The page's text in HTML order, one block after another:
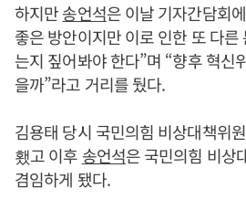
하지만송언석은 이날 기자간담회
좋은 방안이지만 이로 인한 또 다른
는지 짚어봐야 한다”며 “향후 혁신
을까”라고 거리를 뒀다.
김용태 당시 국민의힘 비상대책위
횄고 이후 송언석은 국민의힘 비상
겸임하게 됐다.